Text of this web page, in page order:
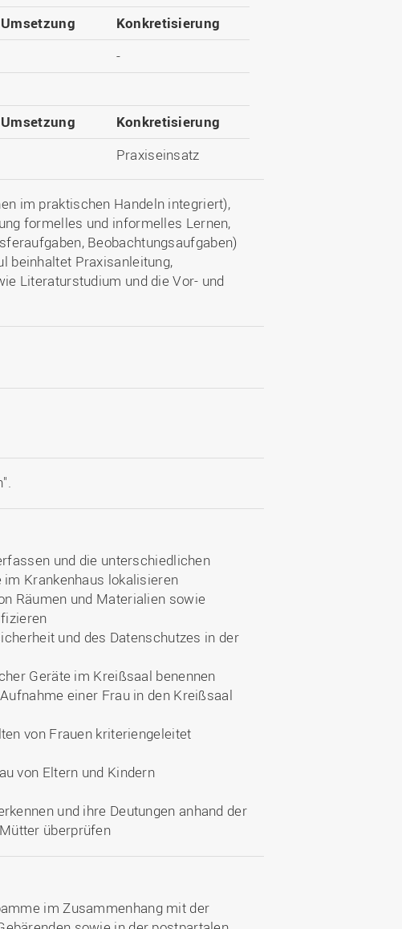
Konkretisierung
-
Konkretisierung
Praxiseinsatz
im praktischen Handeln integriert),
formelles und informelles Lernen,
Beobachtungsaufgaben)
beinhaltet Praxisanleitung,
Literaturstudium und die Vor- und
und die unterschiedlichen
Krankenhaus lokalisieren
Räumen und Materialien sowie
und des Datenschutzes in der
Geräte im Kreißsaal benennen
einer Frau in den Kreißsaal
von Frauen kriteriengeleitet
von Eltern und Kindern
und ihre Deutungen anhand der
überprüfen
im Zusammenhang mit der